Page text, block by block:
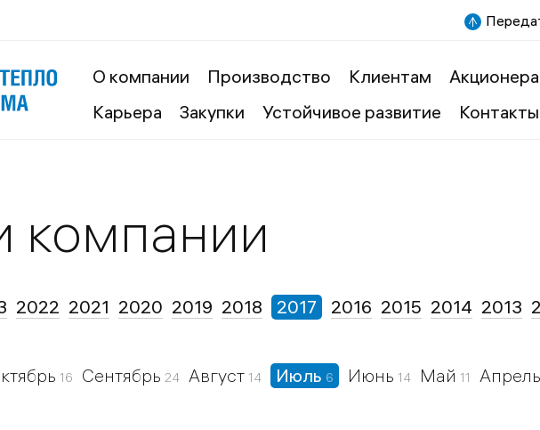
О компании Производство Клиентам
Карьера
Закупки Устойчивое развитие Контакты
компании
2022 2021 2020 2019 2018 2017
16 Сентябрь 24 Август 14 Июль 6 Июнь 14 Май 11 Апрель
2016 2015 2014 2013